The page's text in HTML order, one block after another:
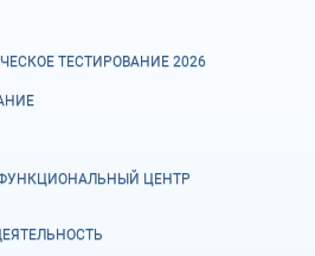
ТЕСТИРОВАНИЕ 2026
ЦЕНТР